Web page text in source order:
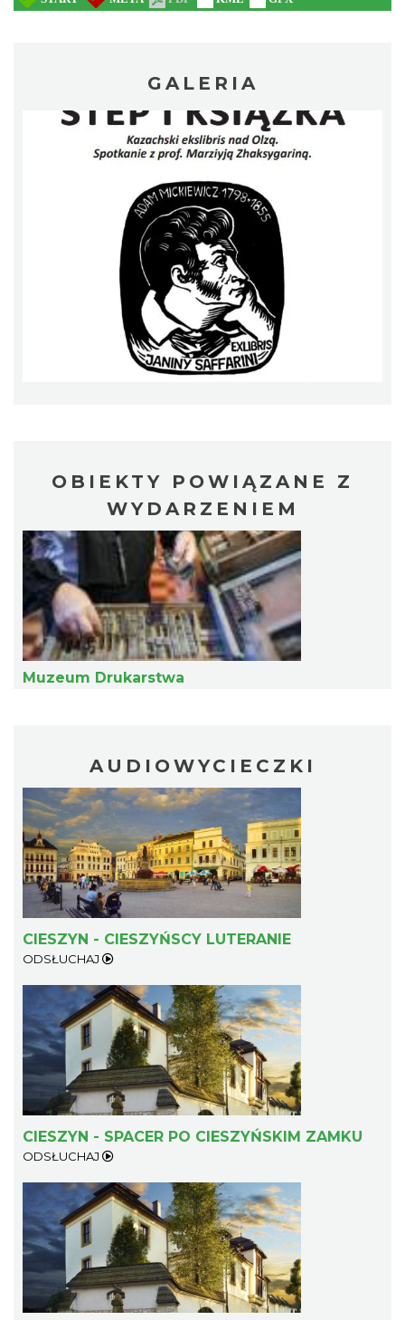
Cieszyn
0.14 km
Cieszyn
0.14 km
0.14 km
ŚWIĘTO HERBATY 2026
Cieszyn
2026-08-29
0.14 km
GALERIA
OBIEKTY POWIĄZANE Z
WYDARZENIEM
Muzeum Drukarstwa
AUDIOWYCIECZKI
CIESZYN - CIESZYŃSCY LUTERANIE
ODSŁUCHAJ
CIESZYN - SPACER PO CIESZYŃSKIM ZAMKU
ODSŁUCHAJ